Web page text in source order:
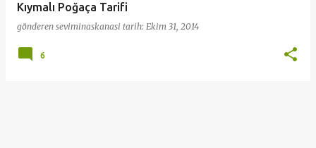
Kıymalı Poğaça Tarifi
gönderen seviminaskanasi tarih: Ekim 31, 2014
6